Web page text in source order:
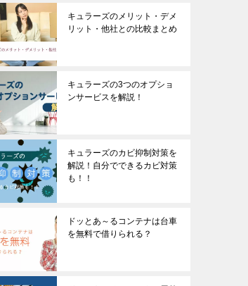
キュラーズのメリット・デメ
リット・他社との比較まとめ
キュラーズの3つのオプショ
ンサービスを解説！
キュラーズのカビ抑制対策を
解説！自分でできるカビ対策
も！！
ドッとあ～るコンテナは台車
を無料で借りられる？